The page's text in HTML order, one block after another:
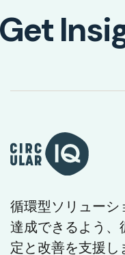
循環型ソリューシ
達成できるよう、
定と改善を支援し